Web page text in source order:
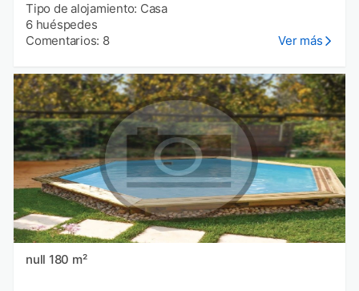
Tipo de alojamiento: Casa
6 huéspedes
Comentarios: 8
Ver más
null 180 m²